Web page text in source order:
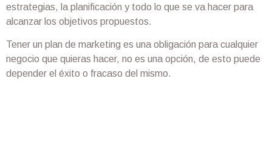
estrategias, la planificación y todo lo que se va hacer para
alcanzar los objetivos propuestos.
Tener un plan de marketing es una obligación para cualquier
negocio que quieras hacer, no es una opción, de esto puede
depender el éxito o fracaso del mismo.